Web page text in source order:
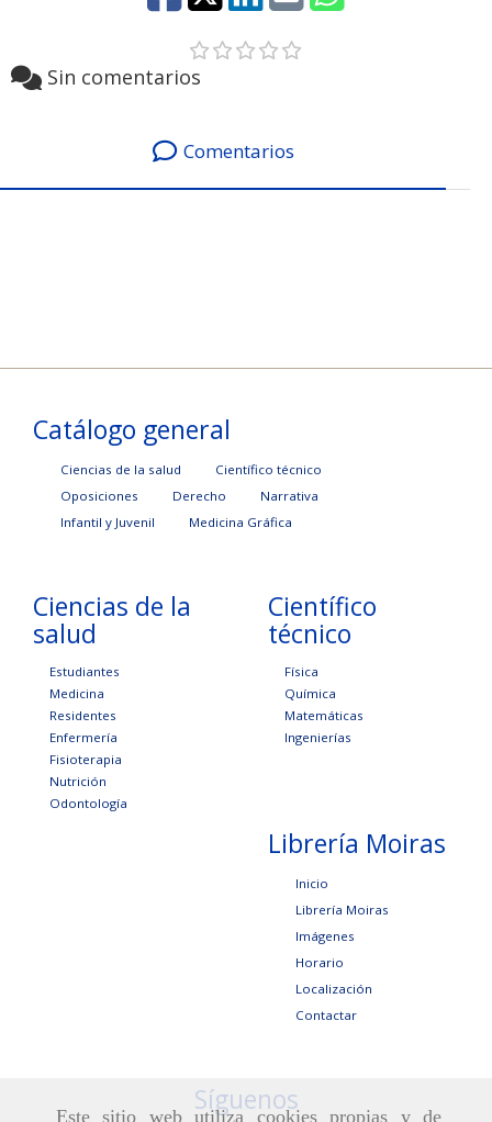
Este sitio web utiliza cookies propias y de
Sin comentarios
Comentarios
Catálogo general
Ciencias de la salud
Científico técnico
Oposiciones
Derecho
Narrativa
Infantil y Juvenil
Medicina Gráfica
Ciencias de la
salud
Estudiantes
Medicina
Residentes
Enfermería
Fisioterapia
Nutrición
Odontología
Científico
técnico
Física
Química
Matemáticas
Ingenierías
Librería Moiras
Inicio
Librería Moiras
Imágenes
Horario
Localización
Contactar
Síguenos